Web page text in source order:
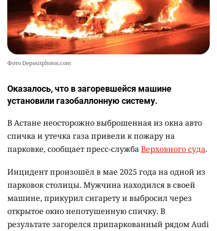
Фото Depositphotos.com
Оказалось, что в загоревшейся машине
установили газобаллонную систему.
В Астане неосторожно выброшенная из окна авто
спичка и утечка газа привели к пожару на
парковке, сообщает пресс-службаВерховного суда.
Инцидент произошёл в мае 2025 года на одной из
парковок столицы. Мужчина находился в своей
машине, прикурил сигарету и выбросил через
открытое окно непотушенную спичку. В
результате загорелся припаркованный рядом Audi